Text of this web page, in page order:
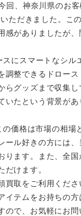
回、神奈川県のお
ただきました。こ
がありましたが
にスマートなシ
整できるドロー
グッズまで収集
たという背景が
価格は市場の相
ール好きの方には
ます。また、全
けます。
取をご利用くだ
テムをお持ちの
で、お気軽にお問